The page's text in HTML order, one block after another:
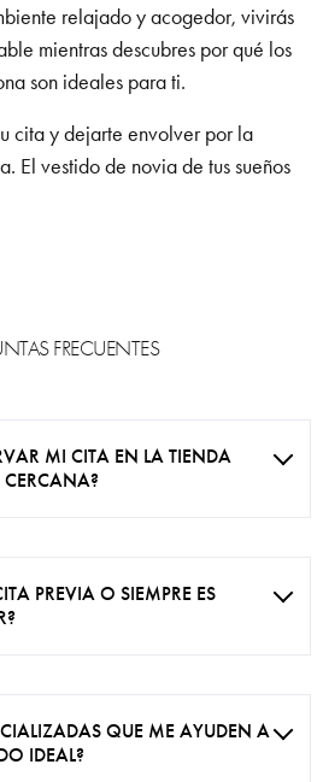
relajado y acogedor, vivirás
mientras descubres por qué los
son ideales para ti.
cita y dejarte envolver por la
El vestido de novia de tus sueños
FRECUENTES
MI CITA EN LA TIENDA
PREVIA O SIEMPRE ES
QUE ME AYUDEN A
IDEAL?